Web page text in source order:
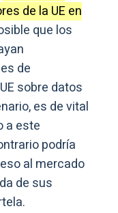
de la UE en
que los
de
sobre datos
es de vital
a este
podría
al mercado
de sus